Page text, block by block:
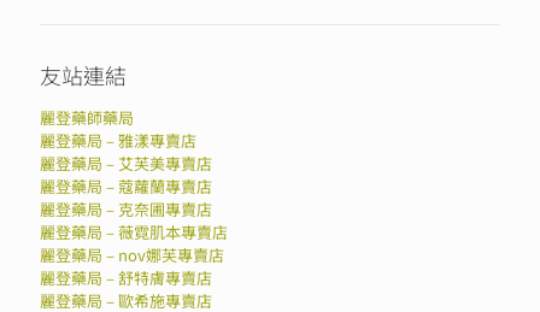
友站連結
麗登藥師藥局
麗登藥局 – 雅漾專賣店
麗登藥局 – 艾芙美專賣店
麗登藥局 – 蔻蘿蘭專賣店
麗登藥局 – 克奈圃專賣店
麗登藥局 – 薇霓肌本專賣店
麗登藥局 – nov娜芙專賣店
麗登藥局 – 舒特膚專賣店
麗登藥局 – 歐希施專賣店